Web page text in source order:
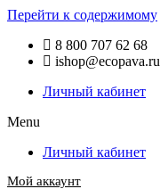
Перейти к содержимому
8 800 707 62 68
ishop@ecopava.ru
Личный кабинет
Menu
Личный кабинет
Мой аккаунт